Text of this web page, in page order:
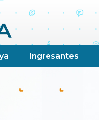
Ingresantes